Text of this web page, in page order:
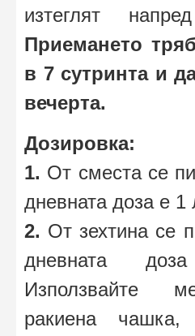
изтеглят
Приемането
в 7 сутринта и
вечерта.
Дозировка:
1. От сместа се
дневната доза е 1
2. От зехтина се
дневната
Използвайте
ракиена